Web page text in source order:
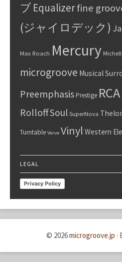
ブEqualizerfine
(ジャイロデック)
Max Roach Mercury
microgroove Musical
PreemphasisPrestige
RolloffSoul SuperNova
Turntable Verve Vinyl Western
LEGAL
Privacy Policy
© 2026microgroove.jp ·